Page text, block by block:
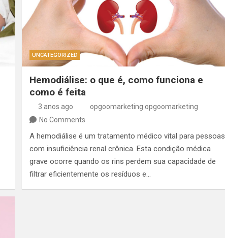
UNCATEGORIZED
Hemodiálise: o que é, como funciona e
como é feita
3 anos ago
opgoomarketing opgoomarketing
No Comments
A hemodiálise é um tratamento médico vital para pessoas
com insuficiência renal crônica. Esta condição médica
grave ocorre quando os rins perdem sua capacidade de
filtrar eficientemente os resíduos e…